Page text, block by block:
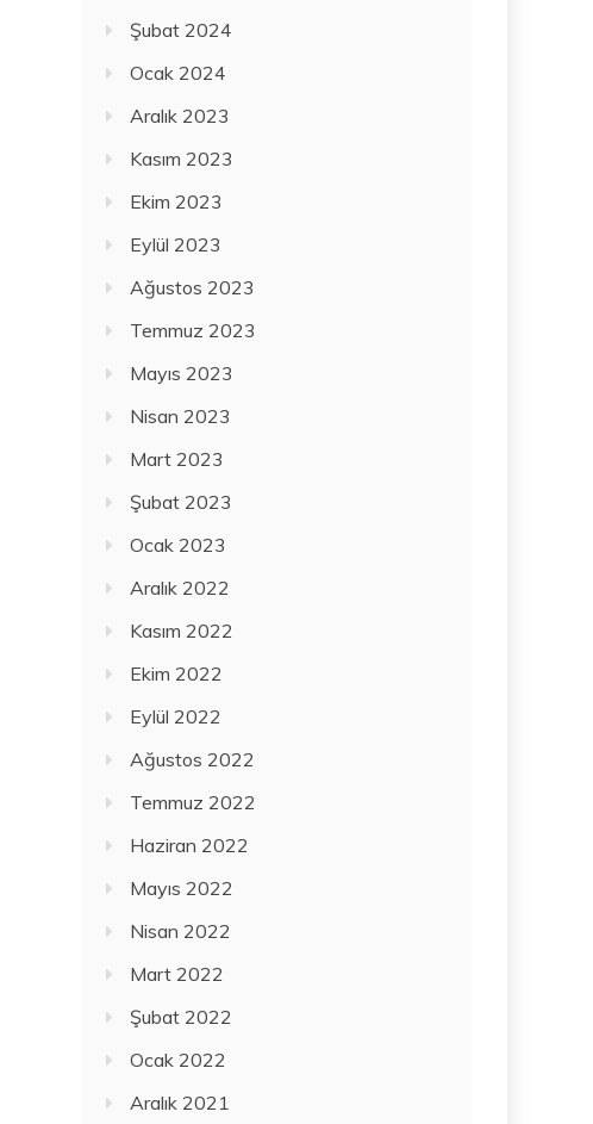
Şubat 2024
Ocak 2024
Aralık 2023
Kasım 2023
Ekim 2023
Eylül 2023
Ağustos 2023
Temmuz 2023
Mayıs 2023
Nisan 2023
Mart 2023
Şubat 2023
Ocak 2023
Aralık 2022
Kasım 2022
Ekim 2022
Eylül 2022
Ağustos 2022
Temmuz 2022
Haziran 2022
Mayıs 2022
Nisan 2022
Mart 2022
Şubat 2022
Ocak 2022
Aralık 2021